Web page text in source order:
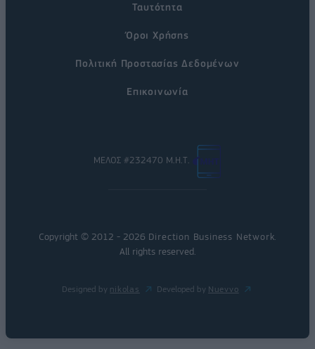
Ταυτότητα
Όροι Χρήσης
Πολιτική Προστασίας Δεδομένων
Επικοινωνία
ΜΕΛΟΣ #232470 Μ.Η.Τ.
Copyright © 2012 - 2026 Direction Business Network
All rights reserved.
Designed by nikolas Developed by Nuevvo